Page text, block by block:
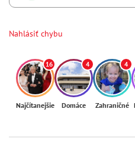
Nahlásiť chybu
16
Najčítanejšie
4
Domáce
4
Zahraničné